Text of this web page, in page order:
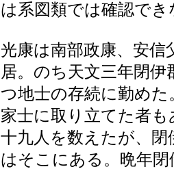
は系図類では確認でき
光康は南部政康、安信
居。のち天文三年閉
つ地士の存続に勤め
家士に取り立てた者
十九人を数えたが、
はそこにある。晩年